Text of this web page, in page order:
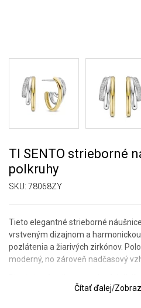
TI SENTO strieborné
polkruhy
SKU: 78068ZY
Tieto elegantné strieborné
vrstveným dizajnom a
pozlátenia a žiarivých zirkónov.
moderný, no zároveň nadčasový
úpravách – hladká pozlátená línia,
Čítať ďalej/